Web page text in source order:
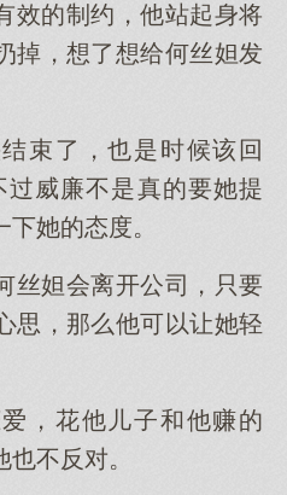
效的制约，他站起身将
掉，想了想给何丝妲发
束了，也是时候该回
威廉不是真的要她提
她的态度。
丝妲会离开公司，只要
思，那么他可以让她轻
，花他儿子和他赚的
不反对。